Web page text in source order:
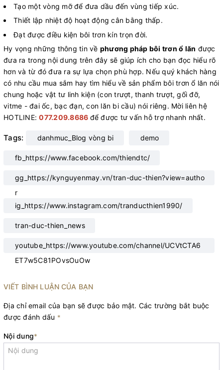
Tạo một vòng mỡ để đưa dầu đến vùng tiếp xúc.
Thiết lập nhiệt độ hoạt động cân bằng thấp.
Đạt được điều kiện bôi trơn kín trọn đời.
Hy vọng những thông tin về phương pháp bôi trơn ổ lăn được
đưa ra trong nội dung trên đây sẽ giúp ích cho bạn đọc hiểu rõ
hơn và từ đó đưa ra sự lựa chọn phù hợp. Nếu quý khách hàng
có nhu cầu mua sắm hay tìm hiểu về sản phẩm bôi trơn ổ lăn nói
chung hoặc vật tư linh kiện (con trượt, thanh trượt, gối đỡ,
vitme - đai ốc, bạc đạn, con lăn bi cầu) nói riêng. Mời liên hệ
HOTLINE:077.209.8686 để được tư vấn hỗ trợ nhanh nhất.
Tags: danhmuc_Blog vòng bi demo
fb_https://www.facebook.com/thiendtc/
gg_https://kynguyenmay.vn/tran-duc-thien?view=autho
r
ig_https://www.instagram.com/tranducthien1990/
tran-duc-thien_news
youtube_https://www.youtube.com/channel/UCVtCTA6
ET7w5C81POvsOuOw
VIẾT BÌNH LUẬN CỦA BẠN
Địa chỉ email của bạn sẽ được bảo mật. Các trường bắt buộc
được đánh dấu *
Nội dung*